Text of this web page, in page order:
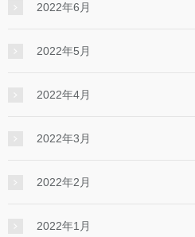
2022年6月
2022年5月
2022年4月
2022年3月
2022年2月
2022年1月